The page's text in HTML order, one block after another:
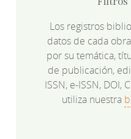
Los registros
datos de cada
por su temática,
de publicación,
ISSN, e-ISSN, DOI,
utiliza nuestra